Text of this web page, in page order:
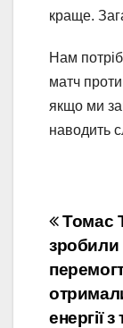
краще.
Нам
матч
якщо ми
наводить
Томас
енергії